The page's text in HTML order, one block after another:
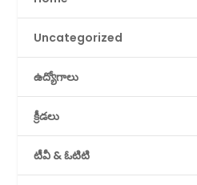
Uncategorized
ఉద్యోగాలు
క్రీడలు
టీవీ & ఓటిటి